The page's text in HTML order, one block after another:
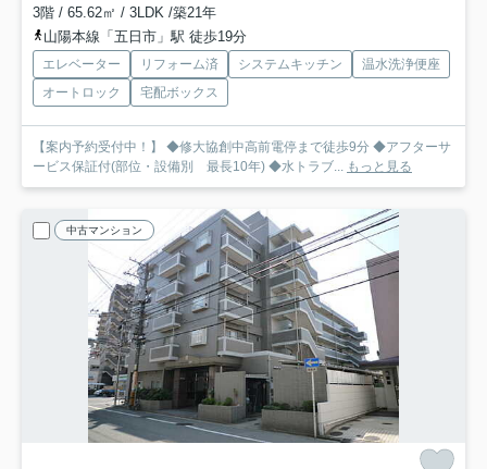
3階 / 65.62㎡ / 3LDK /築21年
山陽本線「五日市」駅 徒歩19分
エレベーター リフォーム済 システムキッチン
温水洗浄便座
オートロック
宅配ボックス
【案内予約受付中！】 ◆修大協創中高前電停まで徒歩9分 ◆アフターサ
ービス保証付(部位・設備別 最長10年) ◆水トラブ... もっと見る
中古マンション